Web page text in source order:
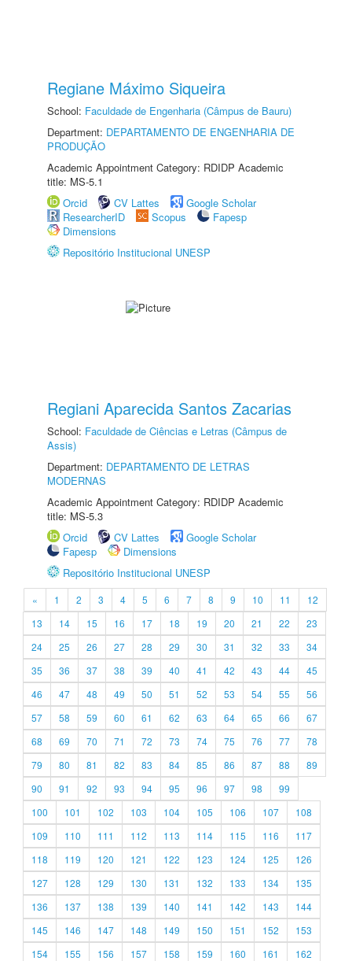
Regiane Máximo Siqueira
School: Faculdade de Engenharia (Câmpus de Bauru)
Department: DEPARTAMENTO DE ENGENHARIA DE
PRODUÇÃO
Academic Appointment Category: RDIDP Academic
title: MS-5.1
Orcid
CV Lattes
Google Scholar
ResearcherID
Scopus
Fapesp
Dimensions
Repositório Institucional UNESP
Regiani Aparecida Santos Zacarias
School: Faculdade de Ciências e Letras (Câmpus de
Assis)
Department: DEPARTAMENTO DE LETRAS
MODERNAS
Academic Appointment Category: RDIDP Academic
title: MS-5.3
Orcid
CV Lattes
Google Scholar
Fapesp
Dimensions
Repositório Institucional UNESP
« 1 2 3 4 5 6 7 8 9 10 11
12
13
14 15 16 17 18 19 20 21 22
23
24
25 26 27 28 29 30 31 32 33
34
35
36 37 38 39 40 41 42 43 44
45
46
47 48 49 50 51 52 53 54 55
56
57
58 59 60 61 62 63 64 65 66
67
68
69 70 71 72 73 74 75 76 77
78
79
80 81 82 83 84 85 86 87 88
89
90
91 92 93 94 95 96 97 98
99
100
101 102 103 104 105 106 107
108
109
110 111 112 113 114 115 116
117
118
119 120 121 122 123 124 125
126
127
128 129 130 131 132 133 134
135
136
137 138 139 140 141 142 143
144
145
146 147 148 149 150 151 152
153
154
155 156 157 158 159 160 161
162